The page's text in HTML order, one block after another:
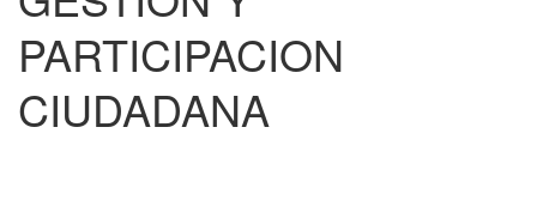
PARTICIPACION
CIUDADANA